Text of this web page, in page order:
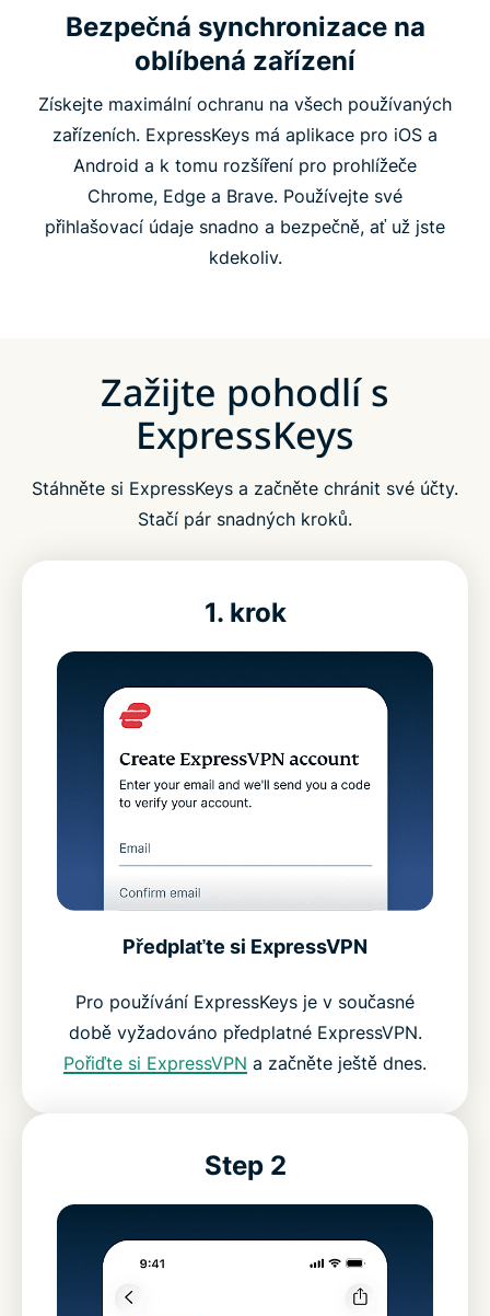
Bezpečná synchronizace na
oblíbená zařízení
Získejte maximální ochranu na všech používaných
zařízeních. ExpressKeys má aplikace pro iOS a
Android a k tomu rozšíření pro prohlížeče
Chrome, Edge a Brave. Používejte své
přihlašovací údaje snadno a bezpečně, ať už jste
kdekoliv.
Zažijte pohodlí s
ExpressKeys
Stáhněte si ExpressKeys a začněte chránit své účty.
Stačí pár snadných kroků.
1. krok
Předplaťte si ExpressVPN
Pro používání ExpressKeys je v současné
době vyžadováno předplatné ExpressVPN.
Pořiďte si ExpressVPN a začněte ještě dnes.
Step 2